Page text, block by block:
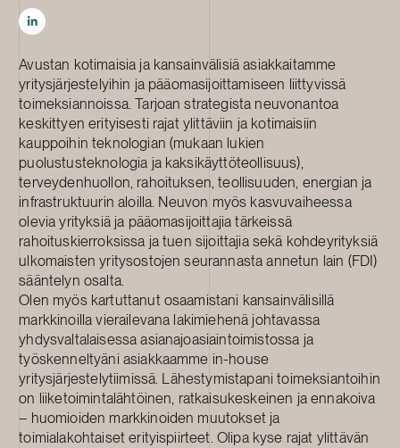
Avustan kotimaisia ja kansainvälisiä asiakkaitamme
yritysjärjestelyihin ja pääomasijoittamiseen liittyvissä
toimeksiannoissa. Tarjoan strategista neuvonantoa
keskittyen erityisesti rajat ylittäviin ja kotimaisiin
kauppoihin teknologian (mukaan lukien
puolustusteknologia ja kaksikäyttöteollisuus),
terveydenhuollon, rahoituksen, teollisuuden, energian ja
infrastruktuurin aloilla. Neuvon myös kasvuvaiheessa
olevia yrityksiä ja pääomasijoittajia tärkeissä
rahoituskierroksissa ja tuen sijoittajia sekä kohdeyrityksiä
ulkomaisten yritysostojen seurannasta annetun lain (FDI)
sääntelyn osalta.
Olen myös kartuttanut osaamistani kansainvälisillä
markkinoilla vierailevana lakimiehenä johtavassa
yhdysvaltalaisessa asianajoasiaintoimistossa ja
työskenneltyäni asiakkaamme in-house
yritysjärjestelytiimissä. Lähestymistapani toimeksiantoihin
on liiketoimintalähtöinen, ratkaisukeskeinen ja ennakoiva
– huomioiden markkinoiden muutokset ja
toimialakohtaiset erityispiirteet. Olipa kyse rajat ylittävän